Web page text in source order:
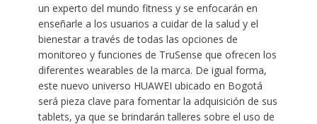
un experto del mundo fitness y se enfocarán en
enseñarle a los usuarios a cuidar de la salud y el
bienestar a través de todas las opciones de
monitoreo y funciones de TruSense que ofrecen los
diferentes wearables de la marca. De igual forma,
este nuevo universo HUAWEI ubicado en Bogotá
será pieza clave para fomentar la adquisición de sus
tablets, ya que se brindarán talleres sobre el uso de